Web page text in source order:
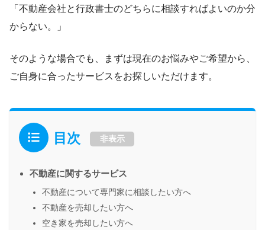
「不動産会社と行政書士のどちらに相談すればよいのか分
からない。」
そのような場合でも、まずは現在のお悩みやご希望から、
ご自身に合ったサービスをお探しいただけます。
目次 非表示
不動産に関するサービス
不動産について専門家に相談したい方へ
不動産を売却したい方へ
空き家を売却したい方へ